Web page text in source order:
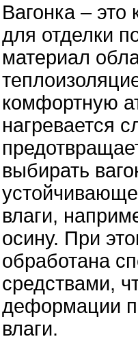
Вагонка – это
для отделки
материал
комфортную
нагревается
выбирать
влаги,
осину. При
обработана
средствами,
деформации
влаги.